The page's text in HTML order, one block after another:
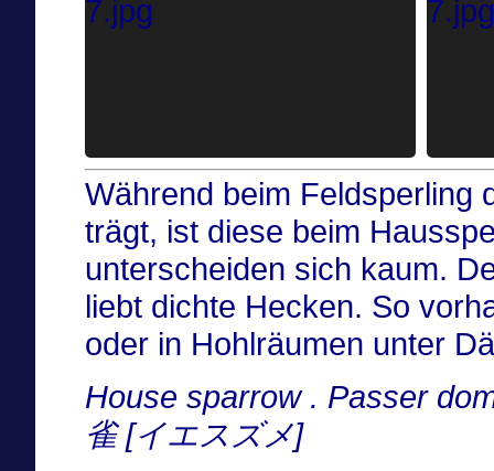
Während beim Feldsperling
trägt, ist diese beim
unterscheiden sich kaum.
liebt dichte Hecken. So
oder in Hohlräumen unter
House sparrow . Passer
雀 [イエスズメ]